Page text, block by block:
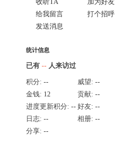
收听TA
加为好友
给我留言
打个招呼
发送消息
统计信息
已有 -- 人来访过
积分: -- 威望: --
金钱: 12 贡献: --
进度更新积分: -- 好友: --
日志: -- 相册: --
分享: --